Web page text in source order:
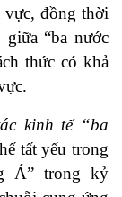
vực, đồng thời
giữa “ba nước
thức có khả
kinh tế “ba
tất yếu trong
Á” trong kỷ